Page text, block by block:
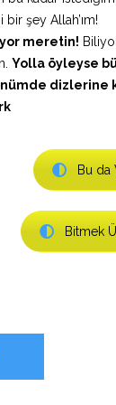
şey Allah’ım!
meretin!
Yolla öyleyse
dizlerine
Bu da
Bitmek